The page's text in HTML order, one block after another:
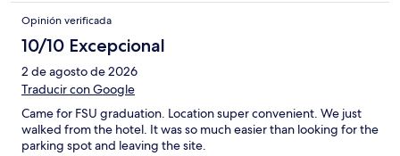
Opinión verificada
10/10 Excepcional
2 de agosto de 2026
Traducir con Google
Came for FSU graduation. Location super convenient. We just
walked from the hotel. It was so much easier than looking for the
parking spot and leaving the site.